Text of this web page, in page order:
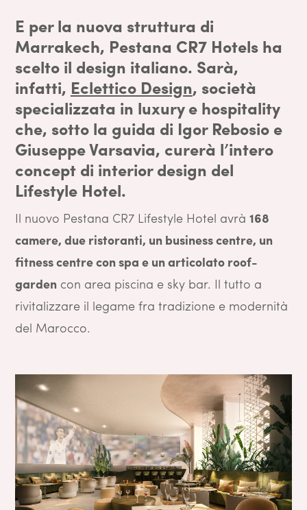
E per la nuova struttura di
Marrakech, Pestana CR7 Hotels ha
scelto il design italiano. Sarà,
infatti, Eclettico Design, società
specializzata in luxury e hospitality
che, sotto la guida di Igor Rebosio e
Giuseppe Varsavia, curerà l’intero
concept di interior design del
Lifestyle Hotel.
Il nuovo Pestana CR7 Lifestyle Hotel avrà 168
camere, due ristoranti, un business centre, un
fitness centre con spa e un articolato roof-
gardencon area piscina e sky bar. Il tutto a
rivitalizzare il legame fra tradizione e modernità
del Marocco.